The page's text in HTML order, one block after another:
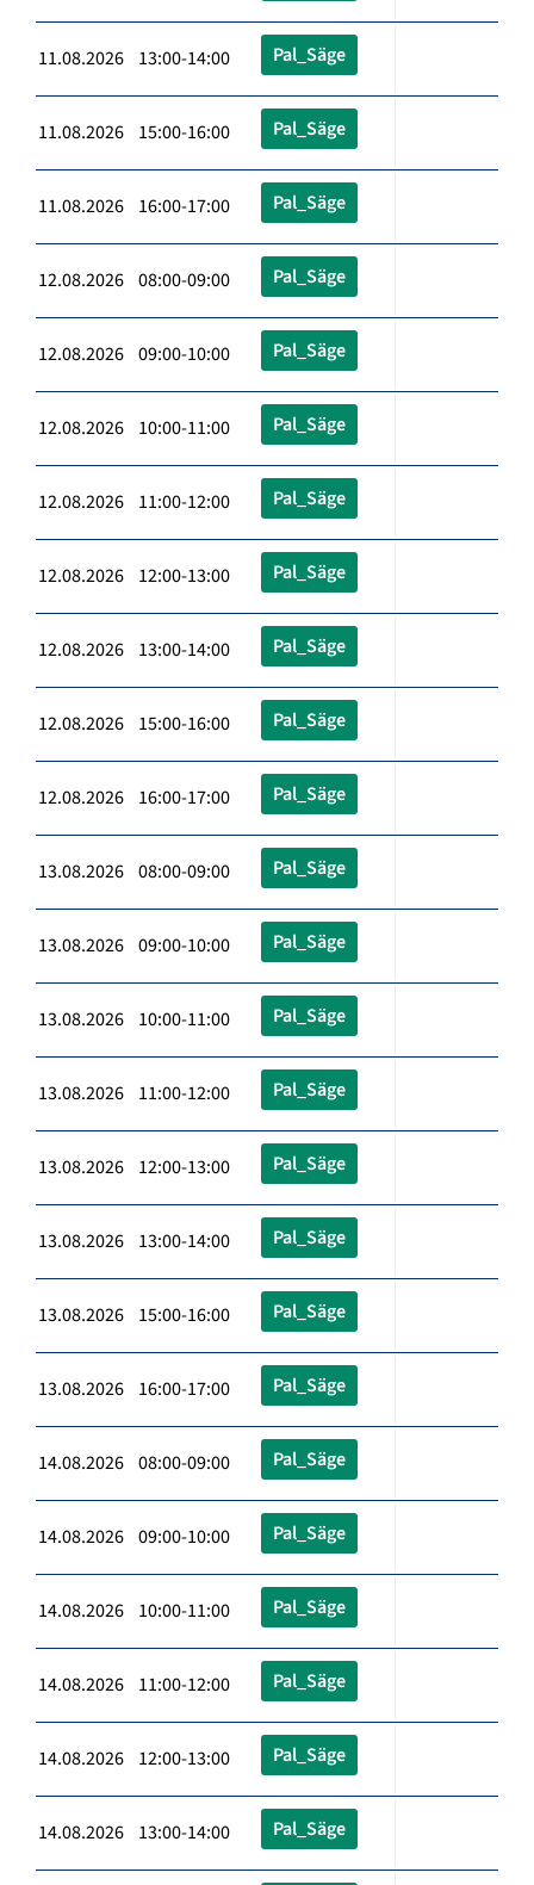
11.08.2026 13:00-14:00 Pal_Säge
11.08.2026 15:00-16:00 Pal_Säge
11.08.2026 16:00-17:00 Pal_Säge
12.08.2026 08:00-09:00 Pal_Säge
12.08.2026 09:00-10:00 Pal_Säge
12.08.2026 10:00-11:00 Pal_Säge
12.08.2026 11:00-12:00 Pal_Säge
12.08.2026 12:00-13:00 Pal_Säge
12.08.2026 13:00-14:00 Pal_Säge
12.08.2026 15:00-16:00 Pal_Säge
12.08.2026 16:00-17:00 Pal_Säge
13.08.2026 08:00-09:00 Pal_Säge
13.08.2026 09:00-10:00 Pal_Säge
13.08.2026 10:00-11:00 Pal_Säge
13.08.2026 11:00-12:00 Pal_Säge
13.08.2026 12:00-13:00 Pal_Säge
13.08.2026 13:00-14:00 Pal_Säge
13.08.2026 15:00-16:00 Pal_Säge
13.08.2026 16:00-17:00 Pal_Säge
14.08.2026 08:00-09:00 Pal_Säge
14.08.2026 09:00-10:00 Pal_Säge
14.08.2026 10:00-11:00 Pal_Säge
14.08.2026 11:00-12:00 Pal_Säge
14.08.2026 12:00-13:00 Pal_Säge
14.08.2026 13:00-14:00 Pal_Säge